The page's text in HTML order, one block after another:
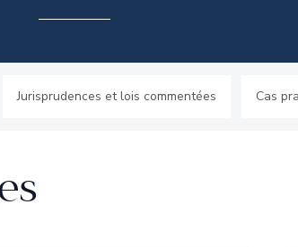
Jurisprudences et lois commentées Cas